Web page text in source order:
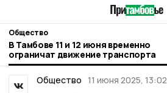
Общество
В Тамбове 11 и 12 июня временно
ограничат движение транспорта
Общество 11 июня 2025, 13:02